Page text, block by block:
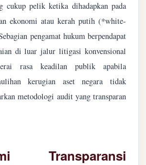
cukup pelik ketika dihadapkan pada
ekonomi atau kerah putih (*white-
pengamat hukum berpendapat
di luar jalur litigasi konvensional
rasa keadilan publik apabila
kerugian aset negara tidak
metodologi audit yang transparan
Transparansi